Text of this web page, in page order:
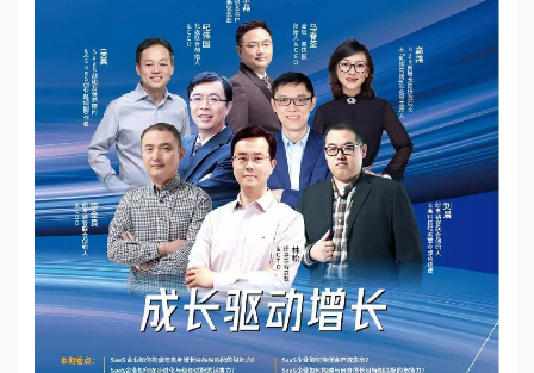
(每天：8:00 — 22:00 全年无休)
购买咨询 售后服务
© 2013-2023 scrm.com All Rights Reserved